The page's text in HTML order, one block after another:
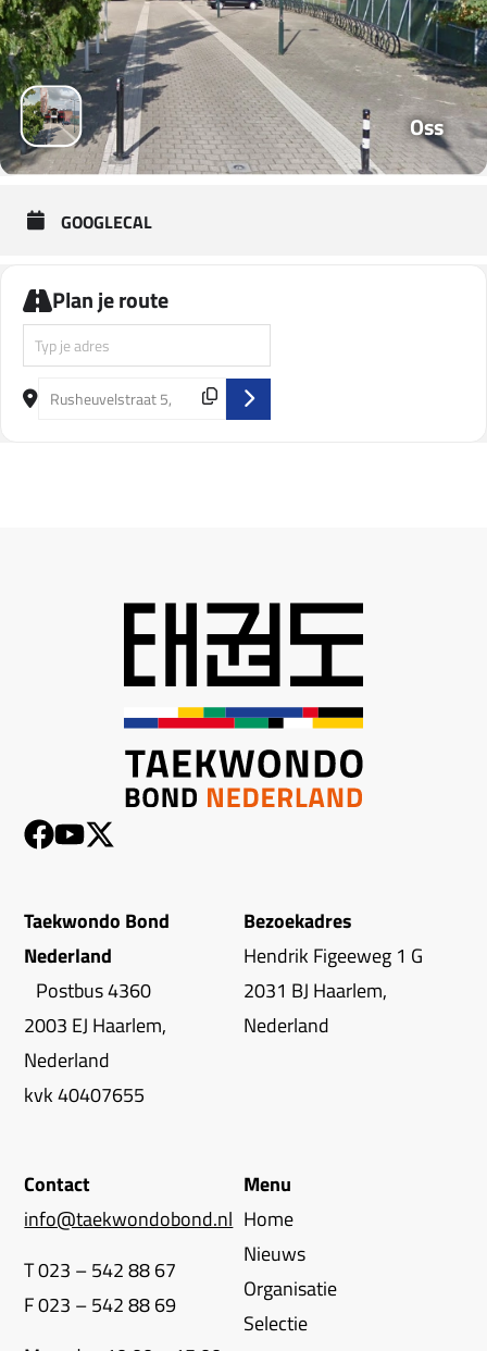
Oss
GOOGLECAL
Plan je route
Address - NK POOMSAE 2019 [2uyFhwMOi]
Destination Address - NK POOMSAE 2019 [B6XLfl4tm]
Taekwondo Bond
Nederland
Postbus 4360
2003 EJ Haarlem,
Nederland
kvk 40407655
Bezoekadres
Hendrik Figeeweg 1 G
2031 BJ Haarlem,
Nederland
Contact
info@taekwondobond.nl
T 023 – 542 88 67
F 023 – 542 88 69
Menu
Home
Nieuws
Organisatie
Selectie